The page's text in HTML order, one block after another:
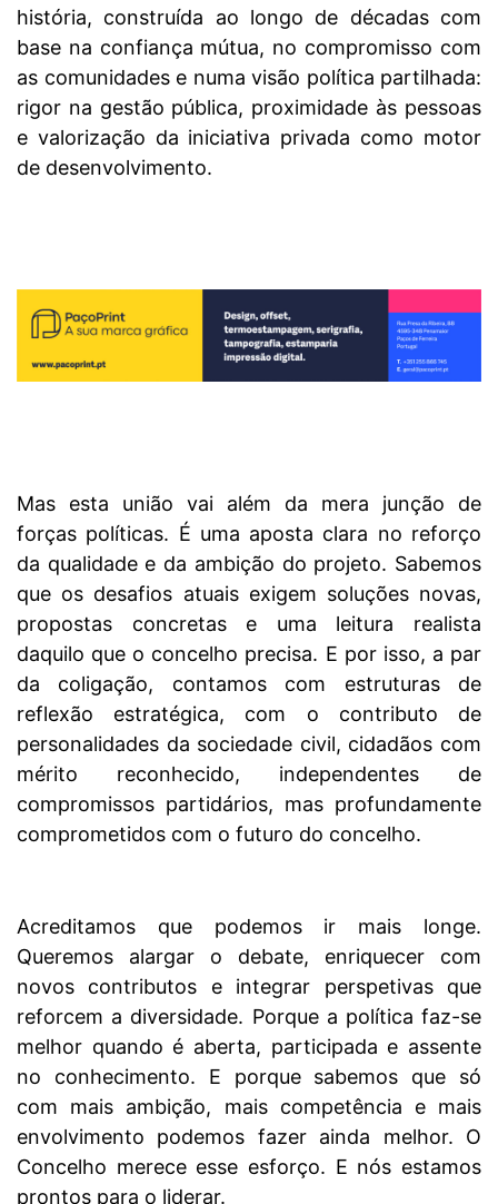
história, construída ao longo de décadas com
base na confiança mútua, no compromisso com
as comunidades e numa visão política partilhada:
rigor na gestão pública, proximidade às pessoas
e valorização da iniciativa privada como motor
de desenvolvimento.
Mas esta união vai além da mera junção de
forças políticas. É uma aposta clara no reforço
da qualidade e da ambição do projeto. Sabemos
que os desafios atuais exigem soluções novas,
propostas concretas e uma leitura realista
daquilo que o concelho precisa. E por isso, a par
da coligação, contamos com estruturas de
reflexão estratégica, com o contributo de
personalidades da sociedade civil, cidadãos com
mérito reconhecido, independentes de
compromissos partidários, mas profundamente
comprometidos com o futuro do concelho.
Acreditamos que podemos ir mais longe.
Queremos alargar o debate, enriquecer com
novos contributos e integrar perspetivas que
reforcem a diversidade. Porque a política faz-se
melhor quando é aberta, participada e assente
no conhecimento. E porque sabemos que só
com mais ambição, mais competência e mais
envolvimento podemos fazer ainda melhor. O
Concelho merece esse esforço. E nós estamos
prontos para o liderar.